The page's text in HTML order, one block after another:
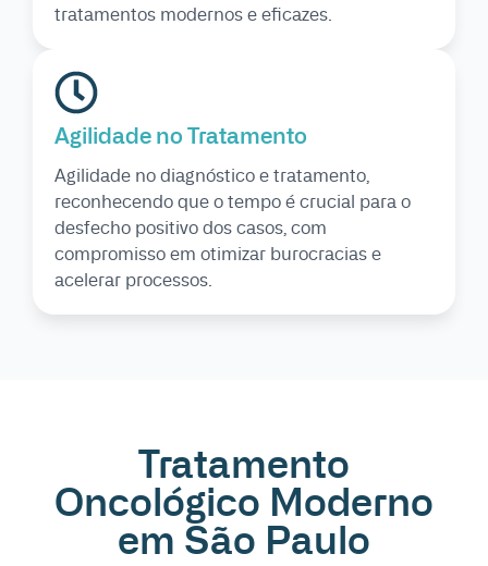
tratamentos modernos e eficazes.
Agilidade no Tratamento
Agilidade no diagnóstico e tratamento,
reconhecendo que o tempo é crucial para o
desfecho positivo dos casos, com
compromisso em otimizar burocracias e
acelerar processos.
Tratamento
Oncológico Moderno
em São Paulo